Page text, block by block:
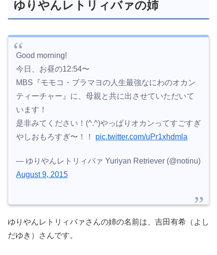
ゆりやんレトリィバァの姉
Good morning!
今日、お昼の12:54〜
MBS『モモコ・ブラマヨの人生最強なにわのオカン
ティーチャー』に、母親と共に出させていただいて
います！
是非みてください！(^.^)やっぱりオカンってすごすぎ
やしおもろすぎ〜！！ pic.twitter.com/uPr1xhdmla
— ゆりやんレトリィバァ Yuriyan Retriever (@notinu)
August 9, 2015
ゆりやんレトリィバァさんの姉の名前は、吉田有希（よし
だゆき）さんです。